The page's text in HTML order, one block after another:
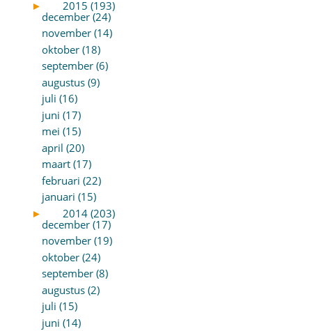
►
2015 (193)
december (24)
november (14)
oktober (18)
september (6)
augustus (9)
juli (16)
juni (17)
mei (15)
april (20)
maart (17)
februari (22)
januari (15)
►
2014 (203)
december (17)
november (19)
oktober (24)
september (8)
augustus (2)
juli (15)
juni (14)